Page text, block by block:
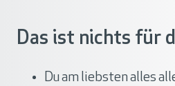
Das ist nichts für
Du am liebsten alles